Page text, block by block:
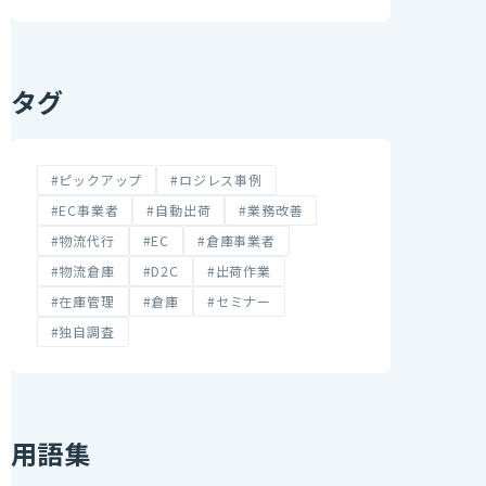
タグ
#ピックアップ
#ロジレス事例
#EC事業者
#自動出荷
#業務改善
#物流代行
#EC
#倉庫事業者
#物流倉庫
#D2C
#出荷作業
#在庫管理
#倉庫
#セミナー
#独自調査
用語集